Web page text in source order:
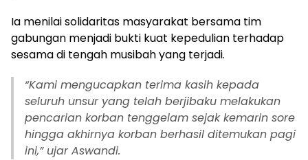
Ia menilai solidaritas masyarakat bersama tim
gabungan menjadi bukti kuat kepedulian terhadap
sesama di tengah musibah yang terjadi.
“Kami mengucapkan terima kasih kepada
seluruh unsur yang telah berjibaku melakukan
pencarian korban tenggelam sejak kemarin sore
hingga akhirnya korban berhasil ditemukan pagi
ini,” ujar Aswandi.